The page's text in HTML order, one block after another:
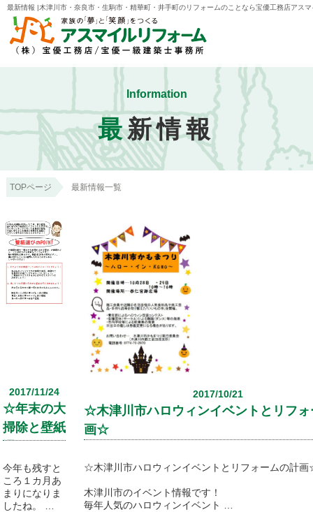
最新情報 |木津川市・奈良市・生駒市・精華町・井手町のリフォームのことなら宝優工務店アス
Information
最新情報
TOPページ 最新情報一覧
2017/11/24
☆年末の大
掃除と壁紙
ント！☆
今年も残すと
ころ１カ月あ
まりになりま
したね。
2017/10/21
☆木津川市ハロウィンイベントとリフォ
画☆
☆木津川市ハロウィンイベントとリフォームの計
木津川市のイベント情報です！
毎年人気のハロウィンイベント